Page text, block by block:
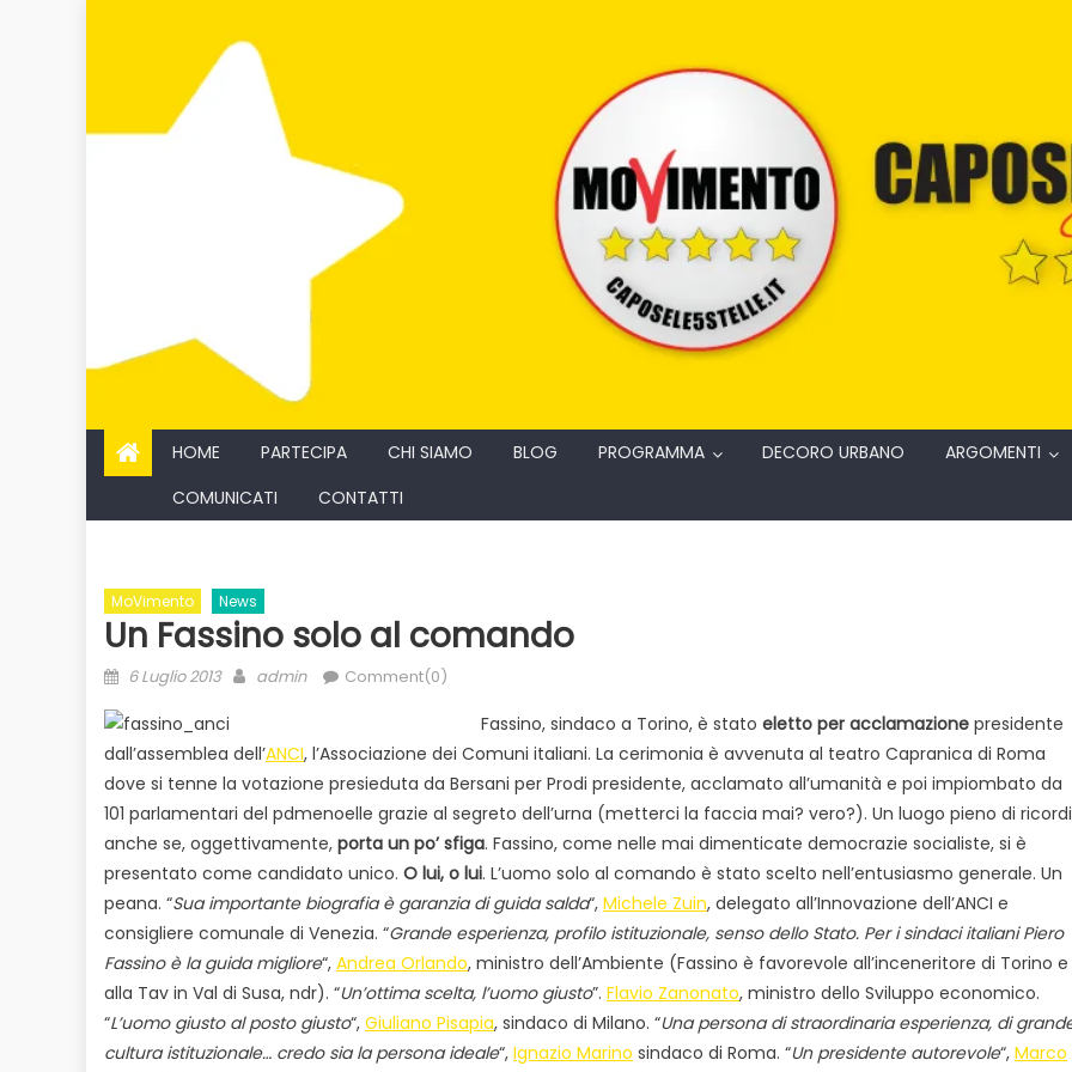
HOME PARTECIPA CHI SIAMO BLOG PROGRAMMA DECORO URBANO ARGOMENTI
COMUNICATI
CONTATTI
MoVimento News
Un Fassino solo al comando
Posted
6 Luglio 2013 Author
admin Comment(0)
Fassino, sindaco a Torino, è stato eletto per acclamazione presidente
dall’assemblea dell’ANCI, l’Associazione dei Comuni italiani. La cerimonia è avvenuta al teatro Capranica di Roma
dove si tenne la votazione presieduta da Bersani per Prodi presidente, acclamato all’umanità e poi impiombato da
101 parlamentari del pdmenoelle grazie al segreto dell’urna (metterci la faccia mai? vero?). Un luogo pieno di
anche se, oggettivamente, porta un po’ sfiga. Fassino, come nelle mai dimenticate democrazie socialiste, si è
presentato come candidato unico. O lui, o lui. L’uomo solo al comando è stato scelto nell’entusiasmo generale. Un
peana. “Sua importante biografia è garanzia di guida salda“, Michele Zuin, delegato all’Innovazione dell’ANCI e
consigliere comunale di Venezia. “Grande esperienza, profilo istituzionale, senso dello Stato. Per i sindaci italiani Piero
Fassino è la guida migliore“, Andrea Orlando, ministro dell’Ambiente (Fassino è favorevole all’inceneritore di Torino e
alla Tav in Val di Susa, ndr). “Un’ottima scelta, l’uomo giusto”. Flavio Zanonato, ministro dello Sviluppo economico.
“L’uomo giusto al posto giusto“, Giuliano Pisapia, sindaco di Milano. “Una persona di straordinaria esperienza, di
cultura istituzionale… credo sia la persona ideale“, Ignazio Marino sindaco di Roma. “Un presidente autorevole“, Marco
Evidenza Informazione News
Bilancio in consiglio con un occhio
alle urne
Ecologia Evidenza Informazione
Duro attacco al biologico italiano
dai Paesi del Nord. Il settore è a
rischio
Evidenza Informazione News
Acque sempre agitate tra i
democratici di Caposele